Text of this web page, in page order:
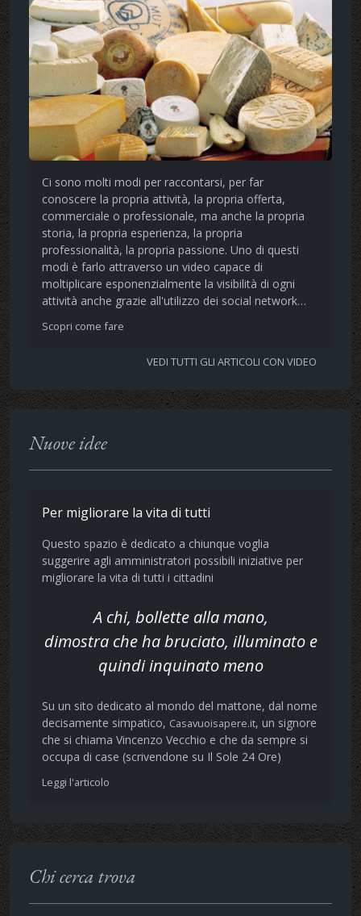
Ci sono molti modi per raccontarsi, per far
conoscere la propria attività, la propria offerta,
commerciale o professionale, ma anche la propria
storia, la propria esperienza, la propria
professionalità, la propria passione. Uno di questi
modi è farlo attraverso un video capace di
moltiplicare esponenzialmente la visibilità di ogni
attività anche grazie all'utilizzo dei social network…
Scopri come fare
VEDI TUTTI GLI ARTICOLI CON VIDEO
Nuove idee
Per migliorare la vita di tutti
Questo spazio è dedicato a chiunque voglia
suggerire agli amministratori possibili iniziative per
migliorare la vita di tutti i cittadini
A chi, bollette alla mano,
dimostra che ha bruciato, illuminato e
quindi inquinato meno
Su un sito dedicato al mondo del mattone, dal nome
decisamente simpatico, Casavuoisapere.it, un signore
che si chiama Vincenzo Vecchio e che da sempre si
occupa di case (scrivendone su Il Sole 24 Ore)
Leggi l'articolo
Chi cerca trova